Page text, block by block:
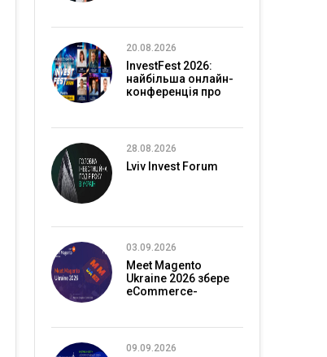
20.08.2026
InvestFest 2026:
найбільша онлайн-
конференція про
28.08.2026
Lviv Invest Forum
03.09.2026
Meet Magento
Ukraine 2026 збере
eCommerce-
09.09.2026